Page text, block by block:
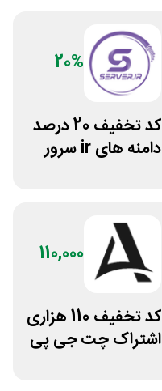
20%
کد تخفیف 20 درصد
دامنه های ir سرور
110,000
کد تخفیف 110 هزاری
اشتراک چت جی پی